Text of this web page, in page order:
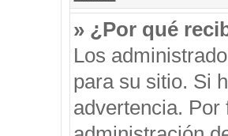
» ¿Por qué
Los
para su sitio. Si
advertencia. Por